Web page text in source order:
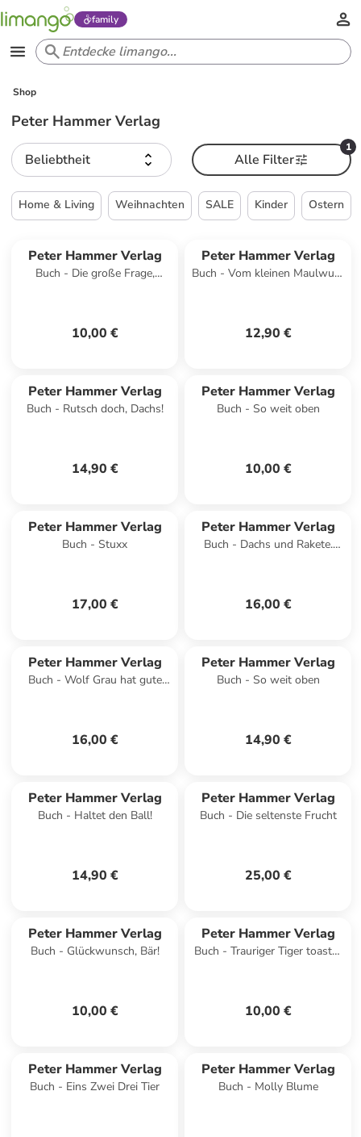
family
Shop
Peter Hammer Verlag
Beliebtheit
1
Alle Filter
Home & Living Weihnachten SALE Kinder Ostern
Peter Hammer Verlag
Buch - Die große Frage,
10,00 €
Peter Hammer Verlag
Buch - Vom kleinen Maulwurf,
12,90 €
Peter Hammer Verlag
Buch - Rutsch doch, Dachs!
14,90 €
Peter Hammer Verlag
Buch - So weit oben
10,00 €
Peter Hammer Verlag
Buch - Stuxx
17,00 €
Peter Hammer Verlag
Buch - Dachs und Rakete.
16,00 €
Peter Hammer Verlag
Buch - Wolf Grau hat gute
16,00 €
Peter Hammer Verlag
Buch - So weit oben
14,90 €
Peter Hammer Verlag
Buch - Haltet den Ball!
14,90 €
Peter Hammer Verlag
Buch - Die seltenste Frucht
25,00 €
Peter Hammer Verlag
Buch - Glückwunsch, Bär!
10,00 €
Peter Hammer Verlag
Buch - Trauriger Tiger toastet
10,00 €
Peter Hammer Verlag
Buch - Eins Zwei Drei Tier
Peter Hammer Verlag
Buch - Molly Blume